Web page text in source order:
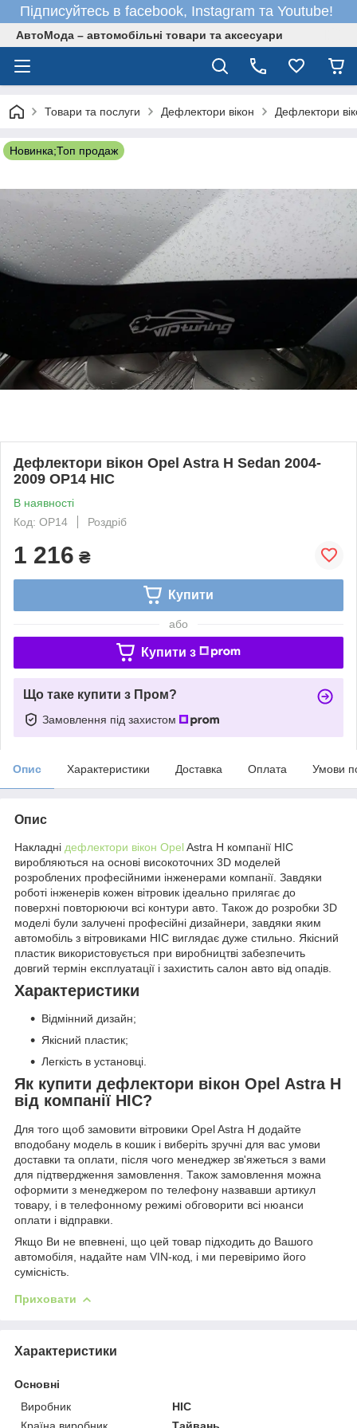
Підписуйтесь в facebook, Instagram та Youtube!
АвтоМода – автомобільні товари та аксесуари
Товари та послуги Дефлектори вікон Дефлектори
Новинка;Топ продаж
Дефлектори вікон Opel Astra H Sedan 2004-
2009 OP14 HIC
В наявності
Код: OP14
Роздріб
1 216 ₴
Купити
або
Купити з
Що таке купити з Пром?
Замовлення під захистом
Опис Характеристики Доставка Оплата Умови
Опис
Накладні дефлектори вікон OpelAstra H компанії HIC
виробляються на основі високоточних 3D моделей
розроблених професійними інженерами компанії. Завдяки
роботі інженерів кожен вітровик ідеально прилягає до
поверхні повторюючи всі контури авто. Також до розробки 3D
моделі були залучені професійні дизайнери, завдяки яким
автомобіль з вітровиками HIC виглядає дуже стильно. Якісний
пластик використовується при виробництві забезпечить
довгий термін експлуатації і захистить салон авто від опадів.
Характеристики
Відмінний дизайн;
Якісний пластик;
Легкість в установці.
Як купити дефлектори вікон Opel Astra H
від компанії HIC?
Для того щоб замовити вітровики Opel Astra H додайте
вподобану модель в кошик і виберіть зручні для вас умови
доставки та оплати, після чого менеджер зв'яжеться з вами
для підтвердження замовлення. Також замовлення можна
оформити з менеджером по телефону назвавши артикул
товару, і в телефонному режимі обговорити всі нюанси
оплати і відправки.
Якщо Ви не впевнені, що цей товар підходить до Вашого
автомобіля, надайте нам VIN-код, і ми перевіримо його
сумісність.
Приховати
Характеристики
Основні
Виробник
HIC
Країна виробник
Тайвань